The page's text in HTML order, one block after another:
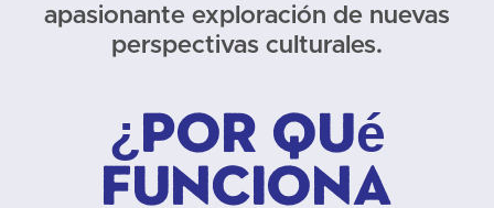
apasionante exploración de nuevas
perspectivas culturales.
¿Por qué
funciona